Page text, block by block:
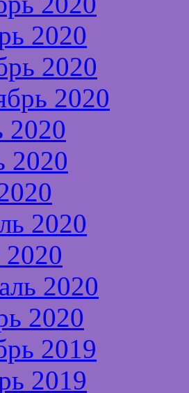
2020
2020
2020
2020
2020
2020
2020
2019
2019